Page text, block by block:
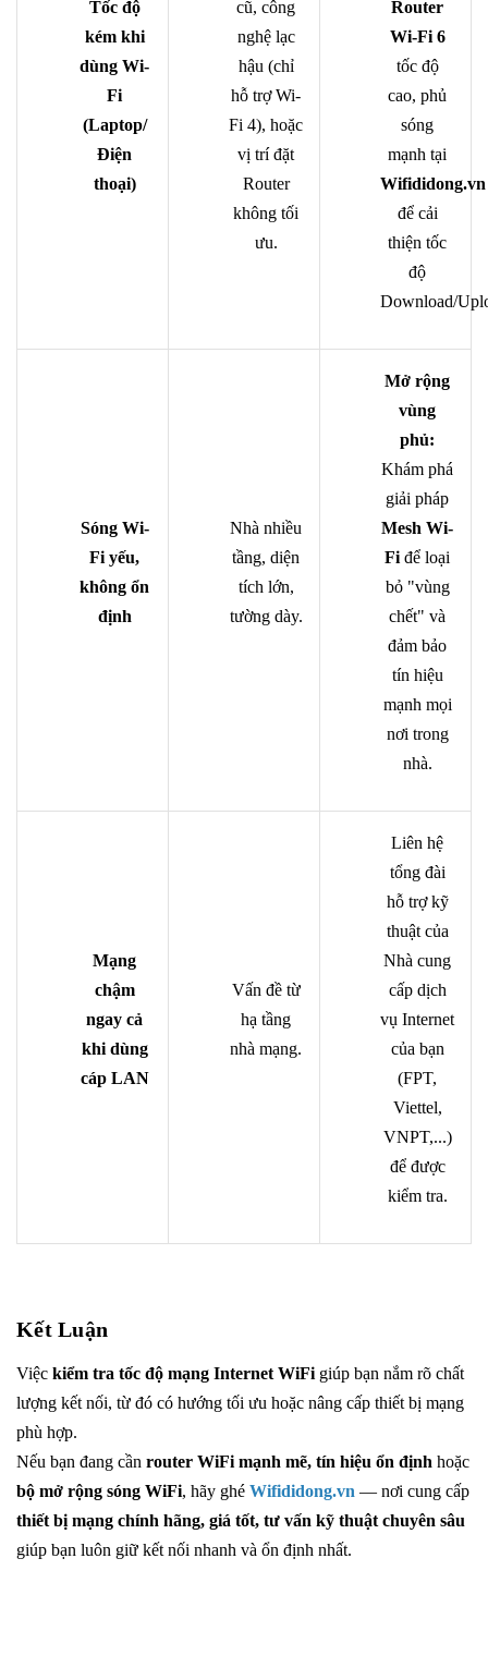
Tốc độ
kém khi
dùng Wi-
Fi
(Laptop/
Điện
thoại)
cũ, công
nghệ lạc
hậu (chỉ
hỗ trợ Wi-
Fi 4), hoặc
vị trí đặt
Router
không tối
ưu.
Router
Wi-Fi 6
tốc độ
cao, phủ
sóng
mạnh tại
Wifididong.vn
để cải
thiện tốc
độ
Download/
Sóng Wi-
Fi yếu,
không ổn
định
Nhà nhiều
tầng, diện
tích lớn,
tường dày.
Mở rộng
vùng
phủ:
Khám phá
giải pháp
Mesh Wi-
Fiđể loại
bỏ "vùng
chết" và
đảm bảo
tín hiệu
mạnh mọi
nơi trong
nhà.
Mạng
chậm
ngay cả
khi dùng
cáp LAN
Vấn đề từ
hạ tầng
nhà mạng.
Liên hệ
tổng đài
hỗ trợ kỹ
thuật của
Nhà cung
cấp dịch
vụ Internet
của bạn
(FPT,
Viettel,
VNPT,...)
để được
kiểm tra.
Kết Luận
Việc kiểm tra tốc độ mạng Internet WiFigiúp bạn nắm rõ chất
lượng kết nối, từ đó có hướng tối ưu hoặc nâng cấp thiết bị mạng
phù hợp.
Nếu bạn đang cần router WiFi mạnh mẽ, tín hiệu ổn định hoặc
bộ mở rộng sóng WiFi, hãy ghé Wifididong.vn — nơi cung cấp
thiết bị mạng chính hãng, giá tốt, tư vấn kỹ thuật chuyên sâu
giúp bạn luôn giữ kết nối nhanh và ổn định nhất.